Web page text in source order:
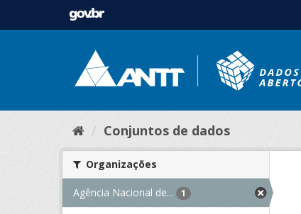
Conjuntos de dados
Organizações
Agência Nacional de... 1